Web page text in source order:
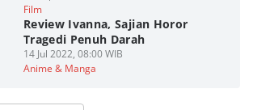
Film
Review Ivanna, Sajian Horor
Tragedi Penuh Darah
14 Jul 2022, 08:00 WIB
Anime & Manga